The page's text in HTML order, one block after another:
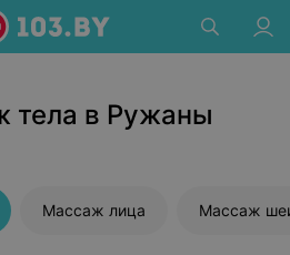
тела в Ружаны
Массаж лица Массаж